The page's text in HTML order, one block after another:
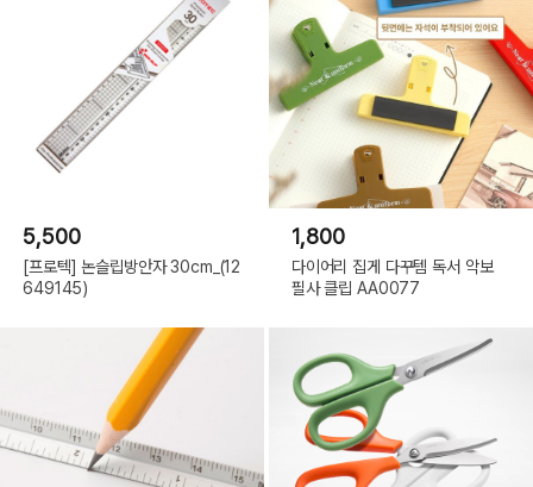
5,500
[프로텍] 논슬립방안자 30cm_(12
649145)
1,800
다이어리 집게 다꾸템 독서 악보
필사 클립 AA0077